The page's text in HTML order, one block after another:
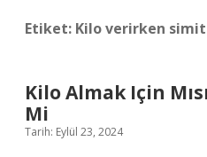
Etiket: Kilo verirken
Kilo Almak Için
Mi
Tarih: Eylül 23, 2024